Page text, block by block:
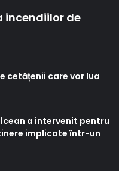
incendiilor de
cetățenii care vor lua
a intervenit pentru
implicate într-un